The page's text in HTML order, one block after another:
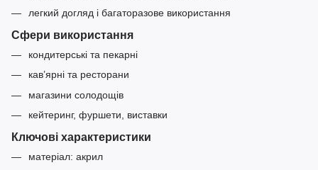
легкий догляд і багаторазове використання
Сфери використання
кондитерські та пекарні
кав’ярні та ресторани
магазини солодощів
кейтеринг, фуршети, виставки
Ключові характеристики
матеріал: акрил